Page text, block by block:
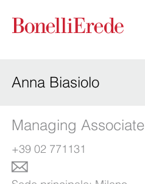
Anna Biasiolo
Managing Associate
+39 02 771131